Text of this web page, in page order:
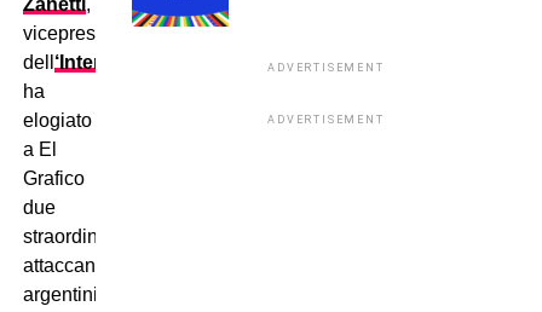
Zanetti,
vicepresidente
dell ‘Inter,
ha
elogiato
a El
Grafico
due
straordinari
attaccanti
argentini.
ADVERTISEMENT
ADVERTISEMENT